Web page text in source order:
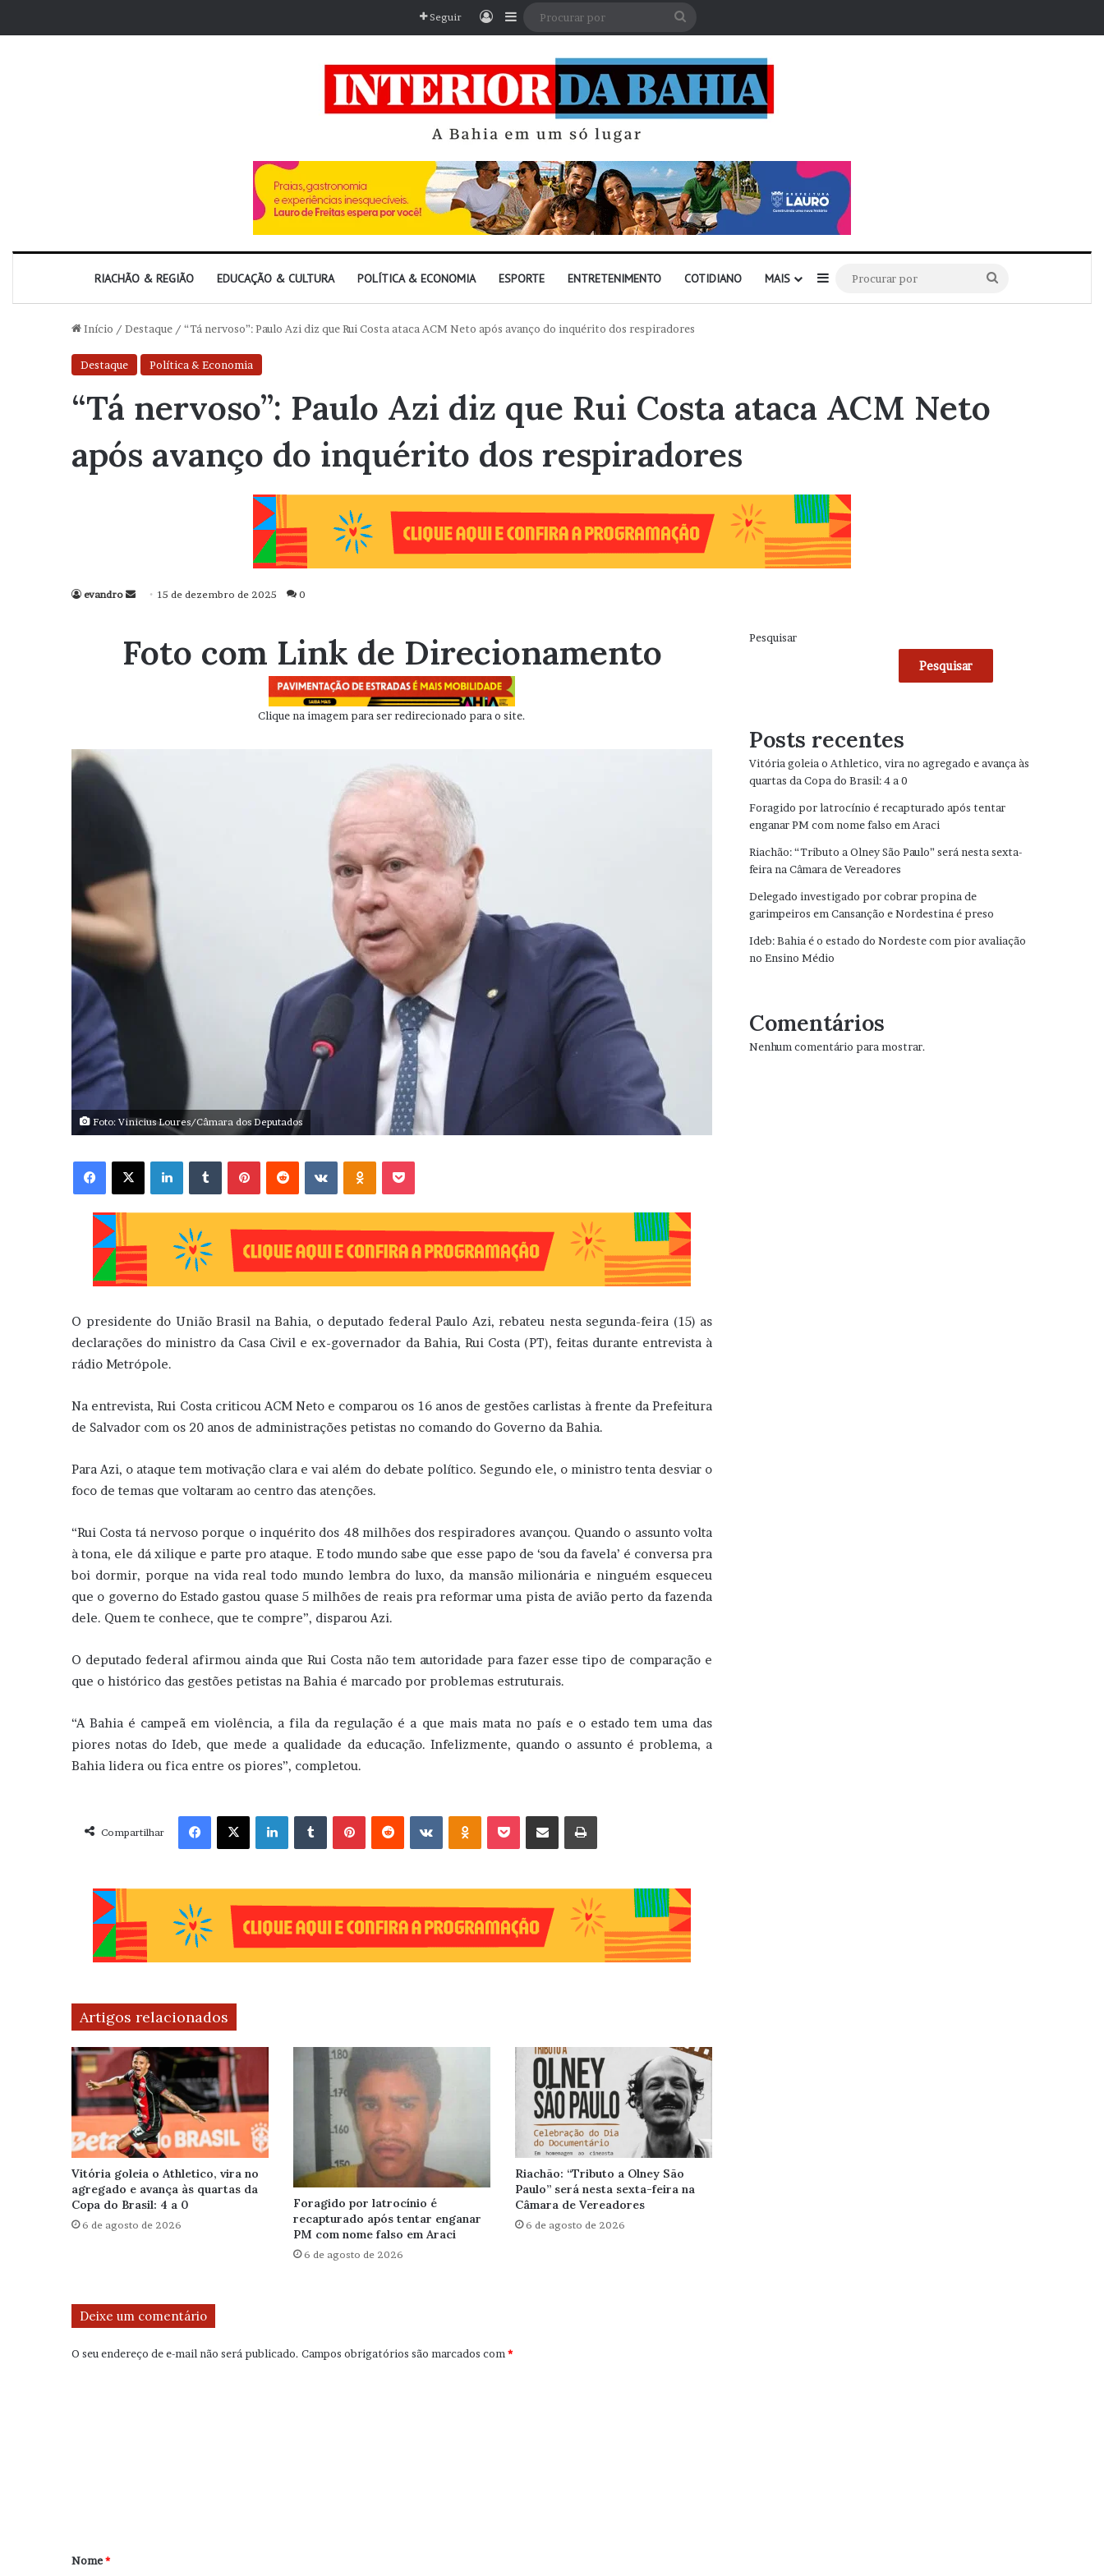
Seguir EntrarBarra Lateral
RIACHÃO & REGIÃO EDUCAÇÃO & CULTURA POLÍTICA & ECONOMIA ESPORTE ENTRETENIMENTO COTIDIANO MAIS Barra Lateral
por
Início / Destaque / “Tá nervoso”: Paulo Azi diz que Rui Costa ataca ACM Neto após avanço do inquérito dos respiradores
Destaque Política & Economia
“Tá nervoso”: Paulo Azi diz que Rui Costa ataca ACM Neto
após avanço do inquérito dos respiradores
evandro
Mande
mail
15 de dezembro de 2025 0
Foto com Link de Direcionamento
Clique na imagem para ser redirecionado para o site.
Foto: Vinicius Loures/Câmara dos Deputados
Facebook X Linkedin VK OK
O presidente do União Brasil na Bahia, o deputado federal Paulo Azi, rebateu nesta segunda-feira (15) as
declarações do ministro da Casa Civil e ex-governador da Bahia, Rui Costa (PT), feitas durante entrevista à
rádio Metrópole.
Na entrevista, Rui Costa criticou ACM Neto e comparou os 16 anos de gestões carlistas à frente da Prefeitura
de Salvador com os 20 anos de administrações petistas no comando do Governo da Bahia.
Para Azi, o ataque tem motivação clara e vai além do debate político. Segundo ele, o ministro tenta desviar o
foco de temas que voltaram ao centro das atenções.
“Rui Costa tá nervoso porque o inquérito dos 48 milhões dos respiradores avançou. Quando o assunto volta
à tona, ele dá xilique e parte pro ataque. E todo mundo sabe que esse papo de ‘sou da favela’ é conversa pra
boi dormir, porque na vida real todo mundo lembra do luxo, da mansão milionária e ninguém esqueceu
que o governo do Estado gastou quase 5 milhões de reais pra reformar uma pista de avião perto da fazenda
dele. Quem te conhece, que te compre”, disparou Azi.
O deputado federal afirmou ainda que Rui Costa não tem autoridade para fazer esse tipo de comparação e
que o histórico das gestões petistas na Bahia é marcado por problemas estruturais.
“A Bahia é campeã em violência, a fila da regulação é a que mais mata no país e o estado tem uma das
piores notas do Ideb, que mede a qualidade da educação. Infelizmente, quando o assunto é problema, a
Bahia lidera ou fica entre os piores”, completou.
Compartilhar
Facebook X Linkedin VK OK
Artigos relacionados
Vitória goleia o Athletico, vira no
agregado e avança às quartas da
Copa do Brasil: 4 a 0
6 de agosto de 2026
Foragido por latrocínio é
recapturado após tentar enganar
PM com nome falso em Araci
6 de agosto de 2026
Riachão: “Tributo a Olney São
Paulo” será nesta sexta-feira na
Câmara de Vereadores
6 de agosto de 2026
Deixe um comentário
O seu endereço de e-mail não será publicado. Campos obrigatórios são marcados com *
r
Nome*
Pesquisar
Pesquisar
Posts recentes
Vitória goleia o Athletico, vira no agregado e avança às
quartas da Copa do Brasil: 4 a 0
Foragido por latrocínio é recapturado após tentar
enganar PM com nome falso em Araci
Riachão: “Tributo a Olney São Paulo” será nesta sexta-
feira na Câmara de Vereadores
Delegado investigado por cobrar propina de
garimpeiros em Cansanção e Nordestina é preso
Ideb: Bahia é o estado do Nordeste com pior avaliação
no Ensino Médio
Comentários
Nenhum comentário para mostrar.